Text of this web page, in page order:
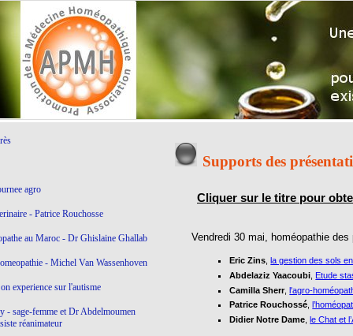
agro
- Patrice Rouchosse
au Maroc - Dr Ghislaine Ghallab
- Michel Van Wassenhoven
experience sur l'autisme
- sage-femme et Dr Abdelmoumen
réanimateur
Supports des
Cliquer sur le titre pour
Vendredi 30 mai, homéopathie
Eric Zins, la gestion des sols
Abdelaziz Yaacoubi Etude
Camilla Sherr,l'agro-
Patrice Rouchossé,
Didier Notre Dame ,le Chat et